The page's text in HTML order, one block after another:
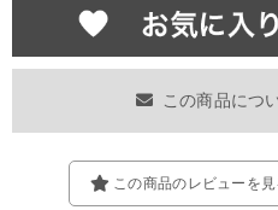
この商品につ
この商品のレビューを見